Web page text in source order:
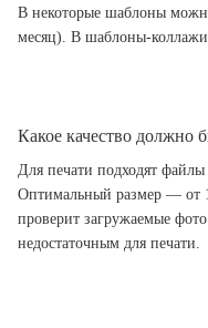
В некоторые шаблоны
месяц). В шаблоны-
Какое качество должно
Для печати подходят
Оптимальный размер — от
проверит загружаемые
недостаточным для печати.